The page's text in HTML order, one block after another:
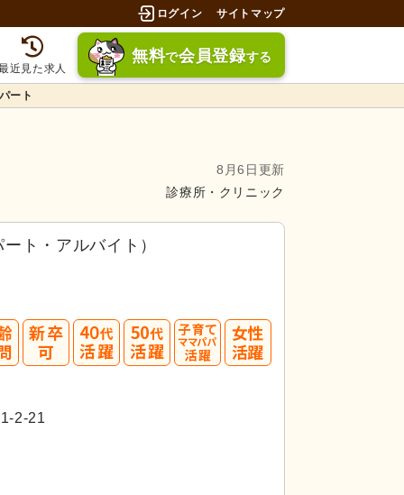
ログイン サイトマップ
近見た求人
無料で会員登録する
ート
8月6日更新
診療所・クリニック
してみましょう！
応募画面
ト・アルバイト）
2-21